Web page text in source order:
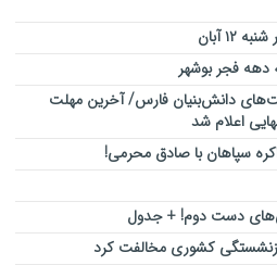
آبان
شرکت‌های دانش‌بنیان فارس/ آخرین مهلت
اعلام شد
سپاهان با صادق محرمی!
دست دوم! + جدول
کشوری مخالفت کرد